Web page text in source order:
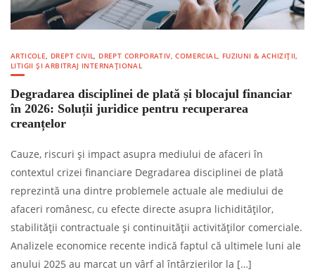
ARTICOLE, DREPT CIVIL, DREPT CORPORATIV, COMERCIAL, FUZIUNI & ACHIZIȚII,
LITIGII ȘI ARBITRAJ INTERNAȚIONAL
Degradarea disciplinei de plată și blocajul financiar
în 2026: Soluții juridice pentru recuperarea
creanțelor
Cauze, riscuri și impact asupra mediului de afaceri în
contextul crizei financiare Degradarea disciplinei de plată
reprezintă una dintre problemele actuale ale mediului de
afaceri românesc, cu efecte directe asupra lichidităților,
stabilității contractuale și continuității activităților comerciale.
Analizele economice recente indică faptul că ultimele luni ale
anului 2025 au marcat un vârf al întârzierilor la […]